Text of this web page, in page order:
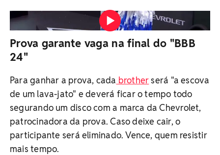
Matteus passou mal, vomitou e foi desclassificado da
prova do "BBB 24" Vídeo: Reprodução/Globoplay
Prova garante vaga na final do "BBB
24"
Para ganhar a prova, cada brotherserá "a escova
de um lava-jato" e deverá ficar o tempo todo
segurando um disco com a marca da Chevrolet,
patrocinadora da prova. Caso deixe cair, o
participante será eliminado. Vence, quem resistir
mais tempo.